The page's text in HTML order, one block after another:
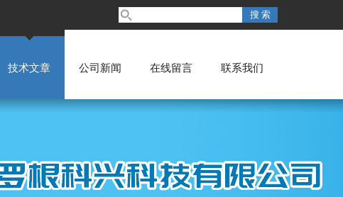
技术文章 公司新闻 在线留言 联系我们